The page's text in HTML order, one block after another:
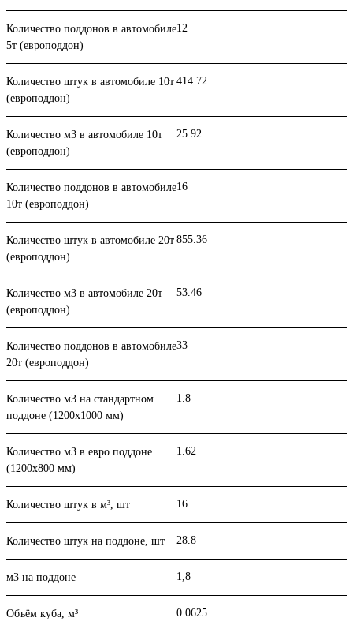
Количество поддонов в автомобиле
5т (европоддон)
12
Количество штук в автомобиле 10т
(европоддон)
414.72
Количество м3 в автомобиле 10т
(европоддон)
25.92
Количество поддонов в автомобиле
10т (европоддон)
16
Количество штук в автомобиле 20т
(европоддон)
855.36
Количество м3 в автомобиле 20т
(европоддон)
53.46
Количество поддонов в автомобиле
20т (европоддон)
33
Количество м3 на стандартном
поддоне (1200x1000 мм)
1.8
Количество м3 в евро поддоне
(1200x800 мм)
1.62
Количество штук в м³, шт 16
Количество штук на поддоне, шт 28.8
м3 на поддоне 1,8
Объём куба, м³ 0.0625